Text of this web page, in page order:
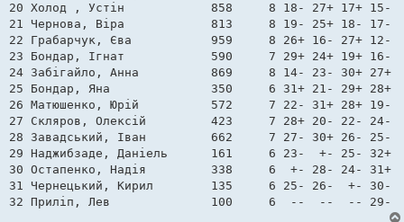
20 Холод , Устін            858     8 18- 27+ 17+
21 Чернова, Віра            813     8 19- 25+ 18- 17-
22 Грабарчук, Єва           959     8 26+ 16- 27+
23 Бондар, Ігнат            590     7 29+ 24+ 19+
24 Забігайло, Анна          869     8 14- 23- 30+
25 Бондар, Яна              350     6 31+ 21- 29+ 28+
26 Матюшенко, Юрій          572     7 22- 31+ 28+
27 Скляров, Олексій         423     7 28+ 20- 22-
28 Завадський, Іван         662     7 27- 30+ 26-
29 Наджибзаде, Даніель      161     6 23-  +- 25-
30 Остапенко, Надія         338     6  +- 28- 24-
31 Чернецький, Кирил        135     6 25- 26-  +- 30-
32 Приліп, Лев              100     6  --  --  -- 29-